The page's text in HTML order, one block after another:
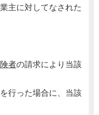
主に対してなされた
者の請求により当該
行った場合に、当該